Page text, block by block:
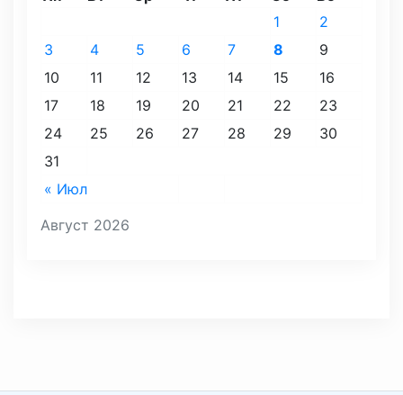
Август 2026
« Июл
1
2
3
4 5 6 7 8
9
10
11 12 13 14 15
16
17
18 19 20 21 22
23
24
25 26 27 28 29
30
31